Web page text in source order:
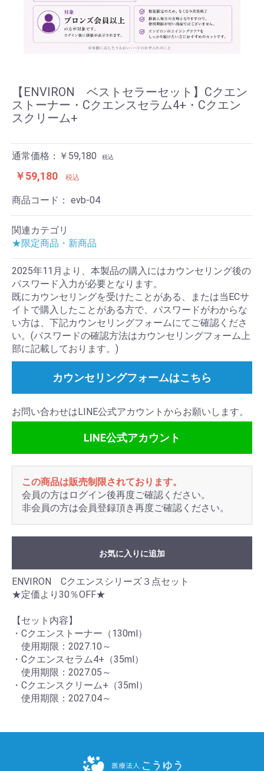
【ENVIRON ベストセラーセット】Cクエン
ストーナー・Cクエンスセラム4+・Cクエン
スクリーム+
通常価格：￥59,180 税込
￥59,180 税込
商品コード： evb-04
関連カテゴリ
★限定商品・新商品
2025年11月より、本製品の購入にはカウンセリング後の
パスワード入力が必要となります。
既にカウンセリングを受けたことがある、または当ECサ
イトで購入したことがある方で、パスワードがわからな
い方は、下記カウンセリングフォームにてご確認くださ
い。(パスワードの確認方法はカウンセリングフォーム上
部に記載しております。)
カウンセリングフォームはこちら
お問い合わせはLINE公式アカウントからお願いします。
LINE公式アカウント
この商品は販売制限されております。
会員の方はログイン後再度ご確認ください。
非会員の方は会員登録頂き再度ご確認ください。
お気に入りに追加
ENVIRON Cクエンスシリーズ３点セット
★定価より30％OFF★
【セット内容】
・Cクエンストーナー（130ml）
使用期限：2027.10～
・Cクエンスセラム4+（35ml）
使用期限：2027.05～
・Cクエンスクリーム+（35ml）
使用期限：2027.04～